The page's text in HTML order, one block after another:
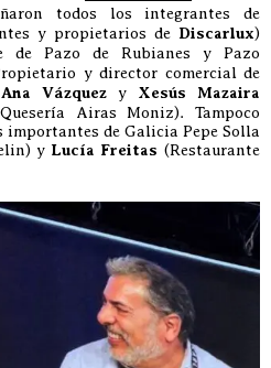
todos los integrantes de
y propietarios de Discarlux)
de Pazo de Rubianes y Pazo
y director comercial de
Ana Vázquez y Xesús Mazaira
Airas Moniz). Tampoco
importantes de Galicia Pepe Solla
y Lucía Freitas (Restaurante